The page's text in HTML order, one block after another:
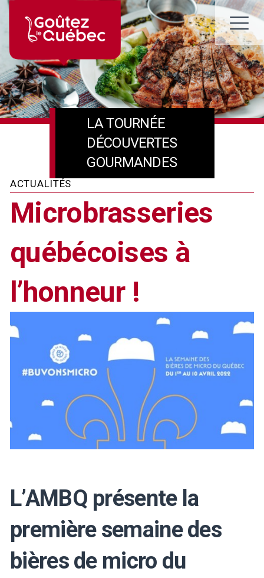
Skip
content
LA TOURNÉE
DÉCOUVERTES
GOURMANDES
ACTUALITÉS
Microbrasseries
québécoises à
l’honneur !
L’AMBQ présente la
première semaine des
bières de micro du